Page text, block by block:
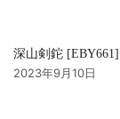
深山剣鉈
2023年9月10日